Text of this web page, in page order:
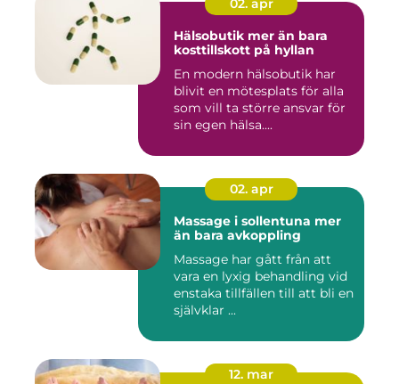
02. apr
Hälsobutik mer än bara
kosttillskott på hyllan
En modern hälsobutik har
blivit en mötesplats för alla
som vill ta större ansvar för
sin egen hälsa....
02. apr
Massage i sollentuna mer
än bara avkoppling
Massage har gått från att
vara en lyxig behandling vid
enstaka tillfällen till att bli en
självklar ...
12. mar